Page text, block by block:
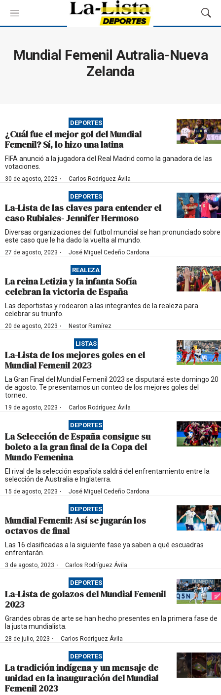
M
e
ú
M
o
r
q
u
e
a
Mundial Femenil Autralia-Nueva
Zelanda
DEPORTES
¿Cuál fue el mejor gol del Mundial
Femenil? Sí, lo hizo una latina
FIFA anunció a la jugadora del Real Madrid como la ganadora de las
votaciones.
30 de agosto, 2023 · Carlos Rodríguez Ávila
DEPORTES
La-Lista de las claves para entender el
caso Rubiales- Jennifer Hermoso
Diversas organizaciones del futbol mundial se han pronunciado sobre
este caso que le ha dado la vuelta al mundo.
27 de agosto, 2023 · José Miguel Cedeño Cardona
REALEZA
La reina Letizia y la infanta Sofía
celebran la victoria de España
Las deportistas y rodearon a las integrantes de la realeza para
celebrar su triunfo.
20 de agosto, 2023 · Nestor Ramírez
LISTAS
La-Lista de los mejores goles en el
Mundial Femenil 2023
La Gran Final del Mundial Femenil 2023 se disputará este domingo 20
de agosto. Te presentamos un conteo de los mejores goles del
torneo.
19 de agosto, 2023 · Carlos Rodríguez Ávila
DEPORTES
La Selección de España consigue su
boleto a la gran final de la Copa del
Mundo Femenina
El rival de la selección española saldrá del enfrentamiento entre la
selección de Australia e Inglaterra.
15 de agosto, 2023 · José Miguel Cedeño Cardona
DEPORTES
Mundial Femenil: Así se jugarán los
octavos de final
Las 16 clasificadas a la siguiente fase ya saben a qué escuadras
enfrentarán.
3 de agosto, 2023 · Carlos Rodríguez Ávila
DEPORTES
La-Lista de golazos del Mundial Femenil
2023
Grandes obras de arte se han hecho presentes en la primera fase de
la justa mundialista.
28 de julio, 2023 · Carlos Rodríguez Ávila
DEPORTES
La tradición indígena y un mensaje de
unidad en la inauguración del Mundial
Femenil 2023